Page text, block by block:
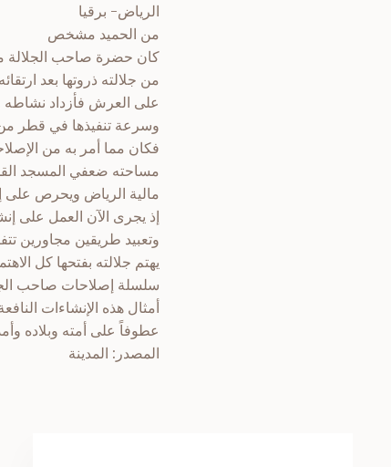
الرياض- برقيا
من الحميد مشخص
كان حضرة صاحب الجلالة
من جلالته ذروتها بعد
على العرش فأزداد نشاطه
وسرعة تنفيذها في قطر من
فكان مما أمر به من
مساحته ضعفي المسجد
مالية الرياض ويحرص على
إذ يجرى الآن العمل على
وتعبيد طريقين مجاورين
يهتم جلالته بفتحها كل
سلسلة إصلاحات صاحب
أمثال هذه الإنشاءات
عطوفاً على أمته وبلاده
المصدر: المدينة